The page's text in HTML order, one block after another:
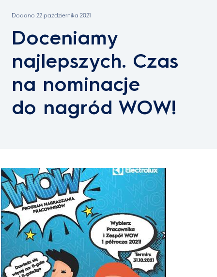
Dodano 22 października 2021
Doceniamy
najlepszych. Czas
na nominacje
do nagród WOW!